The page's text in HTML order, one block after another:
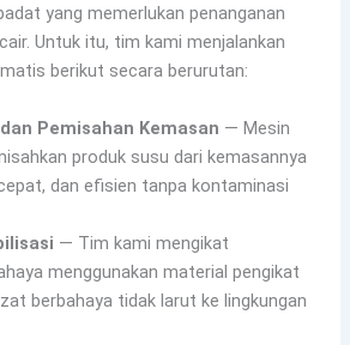
yang memerlukan penanganan
Untuk itu, tim kami menjalankan
berikut secara berurutan:
Pemisahan Kemasan — Mesin
produk susu dari kemasannya
dan efisien tanpa kontaminasi
— Tim kami mengikat
menggunakan material pengikat
berbahaya tidak larut ke lingkungan